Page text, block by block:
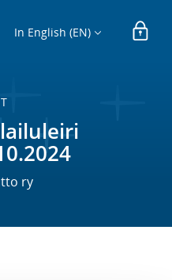
In English (EN)
ry